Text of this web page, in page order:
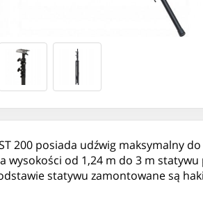
200 posiada udźwig maksymalny
wysokości od 1,24 m do 3 m
statywu zamontowane są